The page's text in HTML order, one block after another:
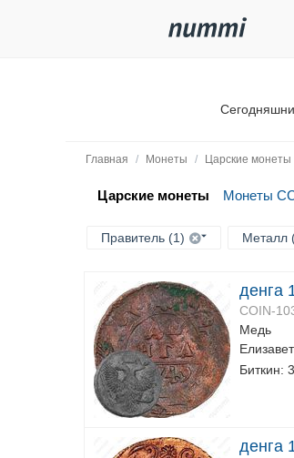
Главная / Монеты / Царские монеты
Царские монеты Монеты
Правитель (1) Металл
денга
COIN-
Медь
Биткин:
денга